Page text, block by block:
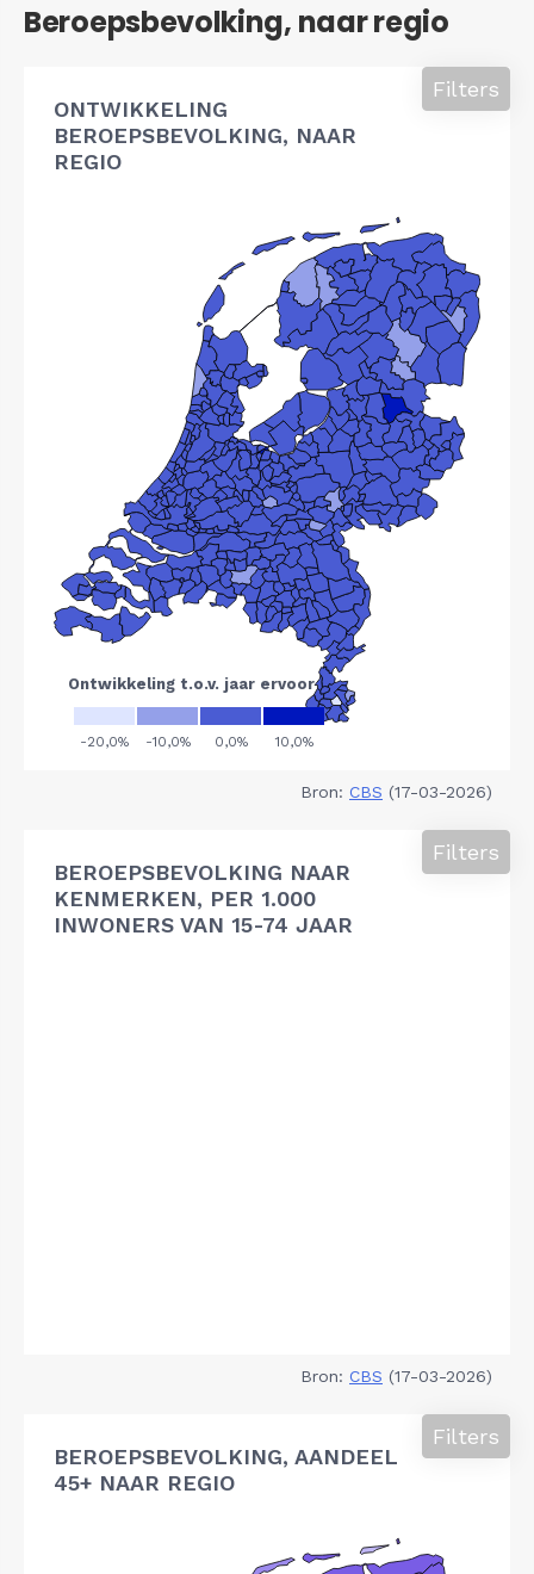
Beroepsbevolking, naar regio
ONTWIKKELING
BEROEPSBEVOLKING, NAAR
REGIO
Filters
Bron: CBS (17-03-2026)
BEROEPSBEVOLKING NAAR
KENMERKEN, PER 1.000
INWONERS VAN 15-74 JAAR
Filters
Bron: CBS (17-03-2026)
BEROEPSBEVOLKING, AANDEEL
45+ NAAR REGIO
Filters